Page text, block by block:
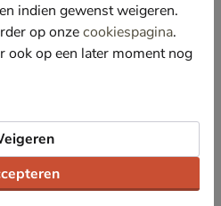
loopzool die zorgt voor
indien gewenst weigeren.
op onzecookiespagina.
ook op een later moment nog